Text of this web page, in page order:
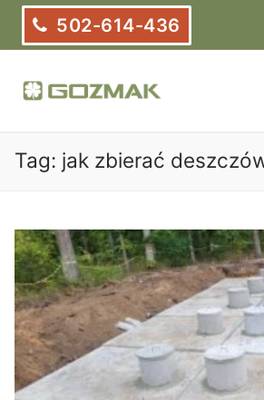
Przejdź
treści
502-614-436
Szukaj:
Tag: jak zbierać